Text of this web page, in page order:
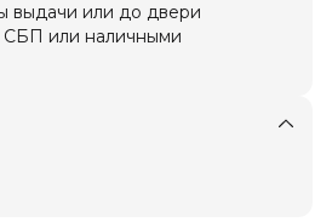
выдачи или до двери
СБП или наличными